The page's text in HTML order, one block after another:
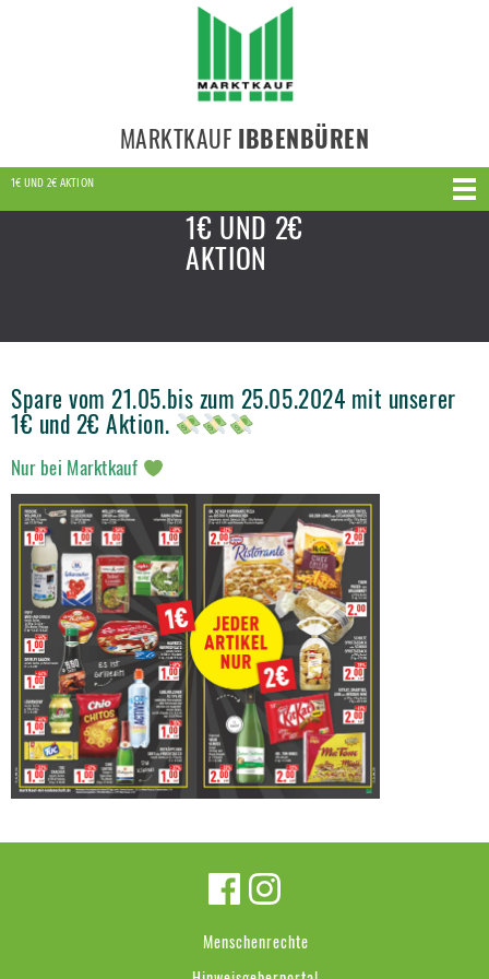
MARKTKAUF IBBENBÜREN
1€ UND 2€ AKTION
1€ UND 2€
AKTION
Spare vom 21.05.bis zum 25.05.2024 mit unserer
1€ und 2€ Aktion.
Nur bei Marktkauf
Menschenrechte